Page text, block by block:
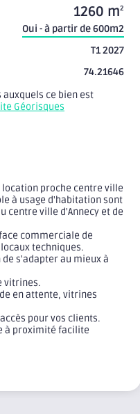
1260 m2
Oui - à partir de 600m2
T1 2027
74.21646
ce bien est
Géorisques
location proche centre ville
à usage d'habitation sont
centre ville d'Annecy et de
commerciale de
techniques.
s'adapter au mieux à
vitrines.
en attente, vitrines
pour vos clients.
à proximité facilite